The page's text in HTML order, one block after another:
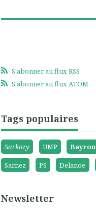
S'abonner au flux RSS
S'abonner au flux ATOM
Tags populaires
Sarkozy UMP Bayrou
Sarnez
PS Delanoë
Newsletter